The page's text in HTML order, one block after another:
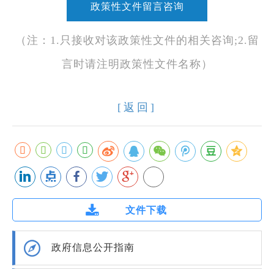
政策性文件留言咨询
（注：1.只接收对该政策性文件的相关咨询;2.留
言时请注明政策性文件名称）
[返回]
文件下载
政府信息公开指南